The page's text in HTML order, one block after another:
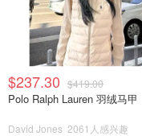
$237.30 $419.00
Polo Ralph Lauren 羽绒马甲
David Jones 2061人感兴趣